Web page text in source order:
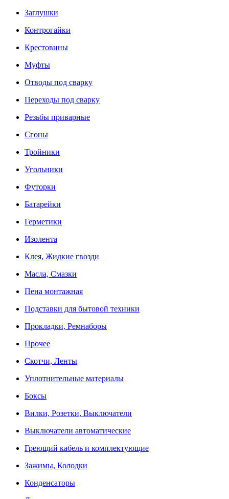
Заглушки
Контрогайки
Крестовины
Муфты
Отводы под сварку
Переходы под сварку
Резьбы приварные
Сгоны
Тройники
Угольники
Футорки
Батарейки
Герметики
Изолента
Клея, Жидкие гвозди
Масла, Смазки
Пена монтажная
Подставки для бытовой техники
Прокладки, Ремнаборы
Прочее
Скотчи, Ленты
Уплотнительные материалы
Боксы
Вилки, Розетки, Выключатели
Выключатели автоматические
Греющий кабель и комплектующие
Зажимы, Колодки
Конденсаторы